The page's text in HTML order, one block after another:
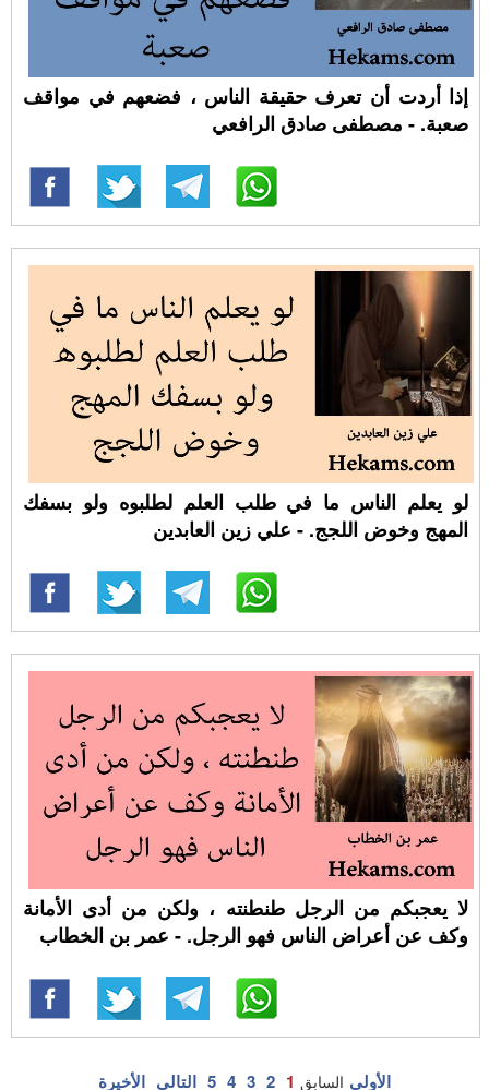
إذا أردت أن تعرف حقيقة الناس ، فضعهم في مواقف
صعبة. - مصطفى صادق الرافعي
لو يعلم الناس ما في طلب العلم لطلبوه ولو بسفك
المهج وخوض اللجج. - علي زين العابدين
لا يعجبكم من الرجل طنطنته ، ولكن من أدى الأمانة
وكف عن أعراض الناس فهو الرجل. - عمر بن الخطاب
الأولى السابق 1
2
3
4
5 التالي الأخيرة